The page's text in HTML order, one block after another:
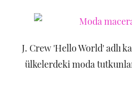
J. Crew 'Hello World' adlı
ülkelerdeki moda